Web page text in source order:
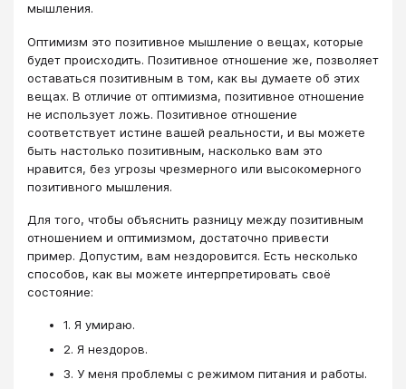
мышления.
Оптимизм это позитивное мышление о вещах, которые
будет происходить. Позитивное отношение же, позволяет
оставаться позитивным в том, как вы думаете об этих
вещах. В отличие от оптимизма, позитивное отношение
не использует ложь. Позитивное отношение
соответствует истине вашей реальности, и вы можете
быть настолько позитивным, насколько вам это
нравится, без угрозы чрезмерного или высокомерного
позитивного мышления.
Для того, чтобы объяснить разницу между позитивным
отношением и оптимизмом, достаточно привести
пример. Допустим, вам нездоровится. Есть несколько
способов, как вы можете интерпретировать своё
состояние:
1. Я умираю.
2. Я нездоров.
3. У меня проблемы с режимом питания и работы.